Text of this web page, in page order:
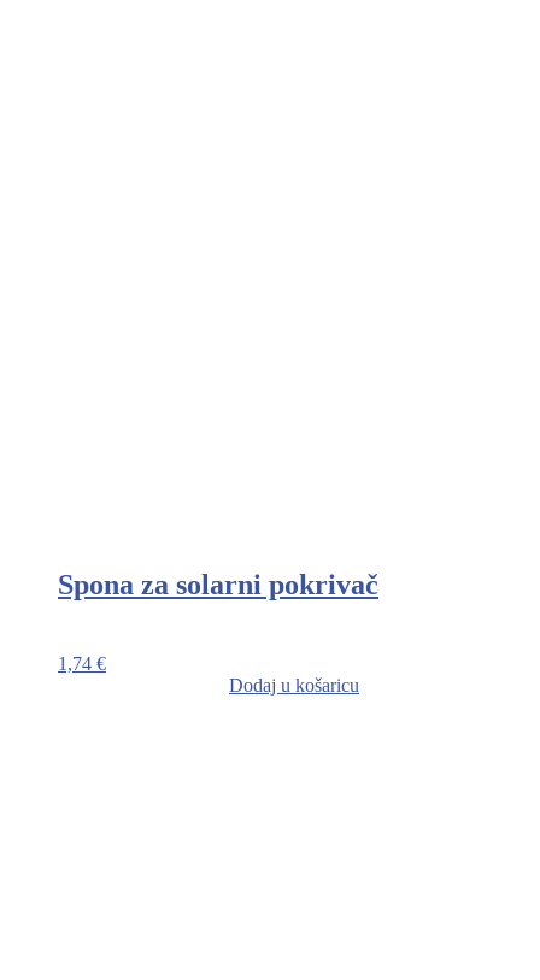
Spona za solarni pokrivač
1,74 €
Dodaj u košaricu